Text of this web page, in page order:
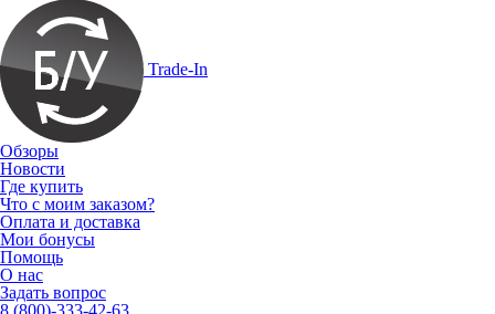
Trade-In
Обзоры
Новости
Где купить
Что с моим заказом?
Оплата и доставка
Мои бонусы
Помощь
О нас
Задать вопрос
8 (800)-333-42-63